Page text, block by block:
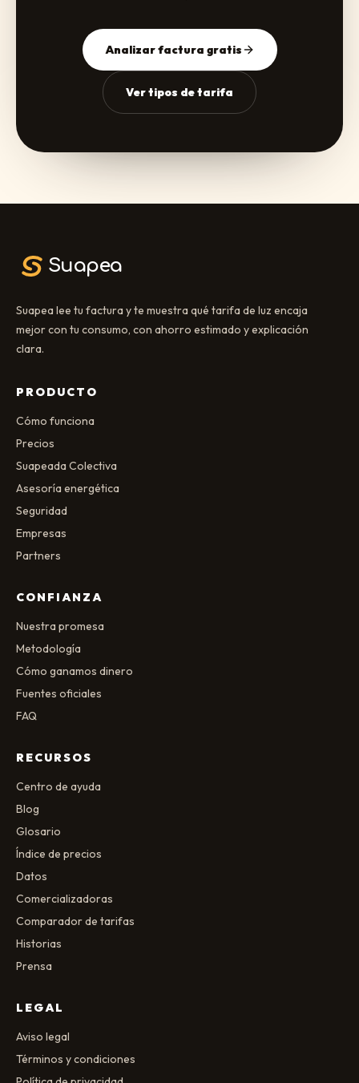
Analizar factura gratis
Ver tipos de tarifa
Suapea
Suapea lee tu factura y te muestra qué tarifa de luz encaja
mejor con tu consumo, con ahorro estimado y explicación
clara.
PRODUCTO
Cómo funciona
Precios
Suapeada Colectiva
Asesoría energética
Seguridad
Empresas
Partners
CONFIANZA
Nuestra promesa
Metodología
Cómo ganamos dinero
Fuentes oficiales
FAQ
RECURSOS
Centro de ayuda
Blog
Glosario
Índice de precios
Datos
Comercializadoras
Comparador de tarifas
Historias
Prensa
LEGAL
Aviso legal
Términos y condiciones